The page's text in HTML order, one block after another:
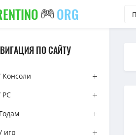
ORG
ПО САЙТУ
игр